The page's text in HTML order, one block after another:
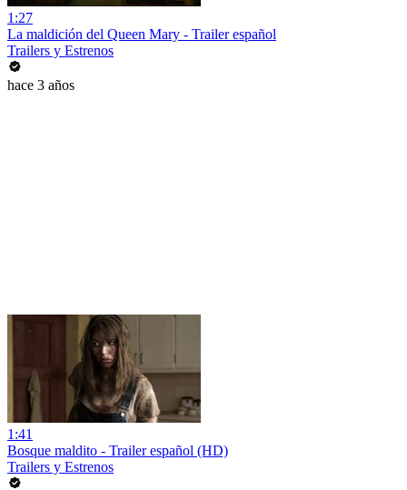
1:27
La maldición del Queen Mary - Trailer español
Trailers y Estrenos
hace 3 años
1:41
Bosque maldito - Trailer español (HD)
Trailers y Estrenos